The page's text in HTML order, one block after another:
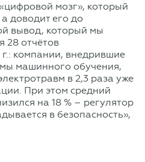
мозг», который
доводит его до
вывод, который мы
28 отчётов
компании, внедрившие
машинного обучения,
в 2,3 раза уже
При этом средний
на 18 % – регулятор
в безопасность»,